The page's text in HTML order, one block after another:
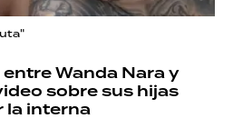
Wanda Nara y
sobre sus hijas
la interna